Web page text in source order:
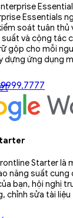
Essentials
soát tuân thủ
và cộng tác
gộp cho mỗi
dựng ứng dụng
Starter là
năng suất cung
bạn, hội nghị
chỉnh sửa tài liệu